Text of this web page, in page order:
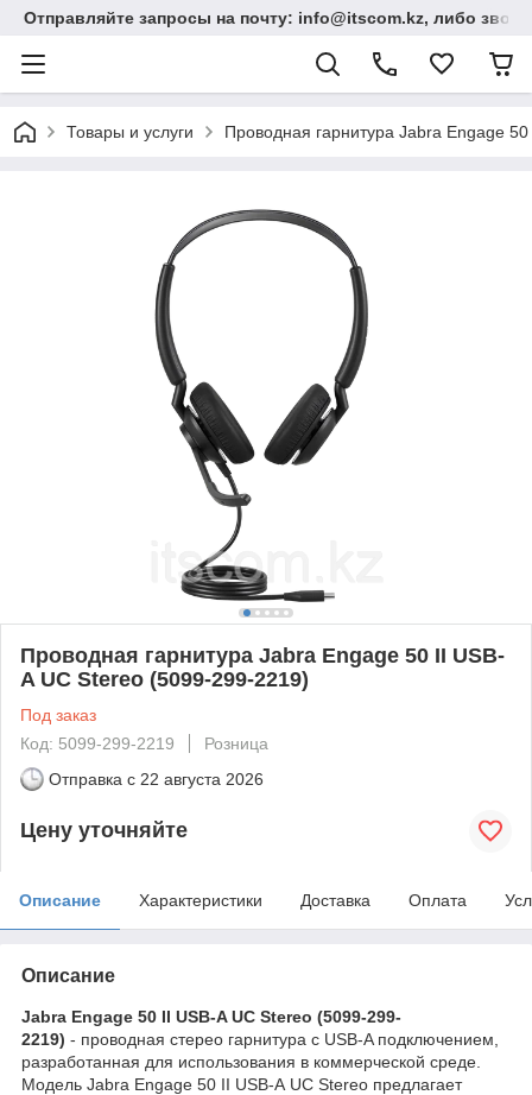
Отправляйте запросы на почту: info@itscom.kz, либо
Товары и услуги Проводная гарнитура Jabra Engage
Проводная гарнитура Jabra Engage 50 II USB-
A UC Stereo (5099-299-2219)
Под заказ
Код: 5099-299-2219
Розница
Отправка с 22 августа 2026
Цену уточняйте
Описание Характеристики Доставка Оплата
Описание
Jabra Engage 50 II USB-A UC Stereo (5099-299-
2219) - проводная стерео гарнитура с USB-A подключением,
разработанная для использования в коммерческой среде.
Модель Jabra Engage 50 II USB-A UC Stereo предлагает